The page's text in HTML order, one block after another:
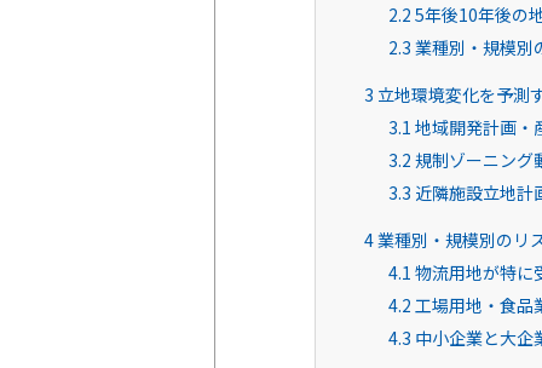
2.2 5年後10年後の
2.3 業種別・規模別
3 立地環境変化を予測
3.1 地域開発計画・
3.2 規制ゾーニング
3.3 近隣施設立地計
4業種別・規模別のリ
4.1 物流用地が特に
4.2 工場用地・食品
4.3 中小企業と大企